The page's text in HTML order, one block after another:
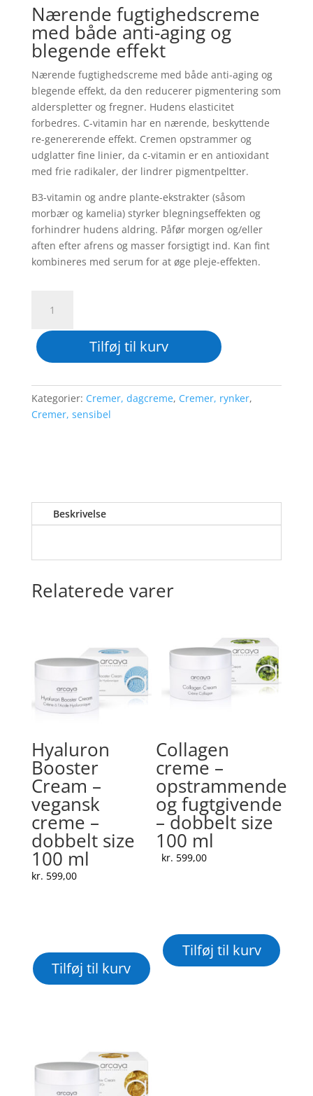
Nærende fugtighedscreme
med både anti-aging og
blegende effekt
Nærende fugtighedscreme med både anti-aging og
blegende effekt, da den reducerer pigmentering som
alderspletter og fregner. Hudens elasticitet
forbedres. C-vitamin har en nærende, beskyttende
re-genererende effekt. Cremen opstrammer og
udglatter fine linier, da c-vitamin er en antioxidant
med frie radikaler, der lindrer pigmentpeltter.
B3-vitamin og andre plante-ekstrakter (såsom
morbær og kamelia) styrker blegningseffekten og
forhindrer hudens aldring. Påfør morgen og/eller
aften efter afrens og masser forsigtigt ind. Kan fint
kombineres med serum for at øge pleje-effekten.
vitamin
creme
mod
-
opstrammende,
Tilføj til kurv
Kategorier: Cremer, dagcreme, Cremer, rynker,
Cremer, sensibel
Beskrivelse
Relaterede varer
Hyaluron
Booster
Cream –
vegansk
creme –
dobbelt size
100 ml
kr. 599,00
Tilføj til kurv
Collagen
creme –
opstrammende
og fugtgivende
– dobbelt size
100 ml
kr. 599,00
Tilføj til kurv